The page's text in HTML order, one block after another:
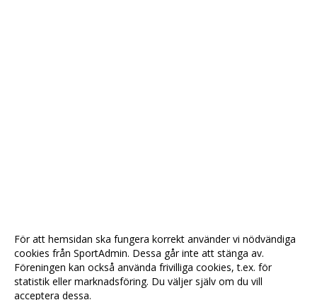
För att hemsidan ska fungera korrekt använder vi nödvändiga
cookies från SportAdmin. Dessa går inte att stänga av.
Föreningen kan också använda frivilliga cookies, t.ex. för
statistik eller marknadsföring. Du väljer själv om du vill
acceptera dessa.